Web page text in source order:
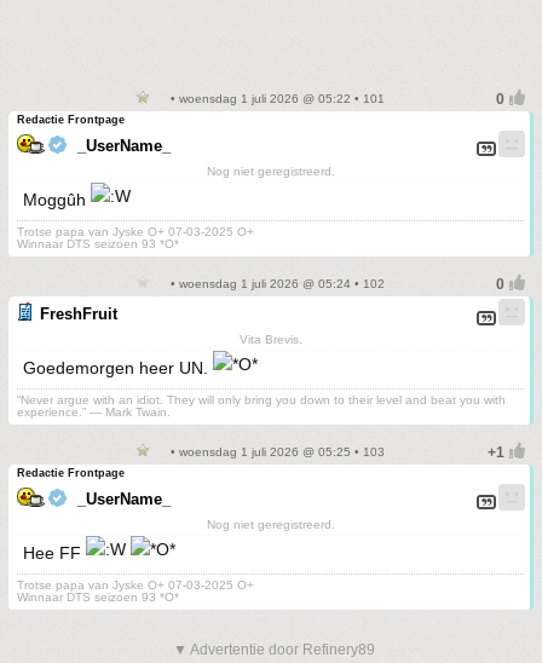
• woensdag 1 juli 2026 @ 05:22 • 101
Redactie Frontpage
_UserName_
Nog niet geregistreerd.
Moggûh
Trotse papa van Jyske O+ 07-03-2025 O+
Winnaar DTS seizoen 93 *O*
• woensdag 1 juli 2026 @ 05:24 • 102
FreshFruit
Vita Brevis.
Goedemorgen heer UN.
“Never argue with an idiot. They will only bring you down to their level and beat you with
experience.” ― Mark Twain.
• woensdag 1 juli 2026 @ 05:25 • 103
Redactie Frontpage
_UserName_
Nog niet geregistreerd.
Hee FF
Trotse papa van Jyske O+ 07-03-2025 O+
Winnaar DTS seizoen 93 *O*
▼ Advertentie door Refinery89